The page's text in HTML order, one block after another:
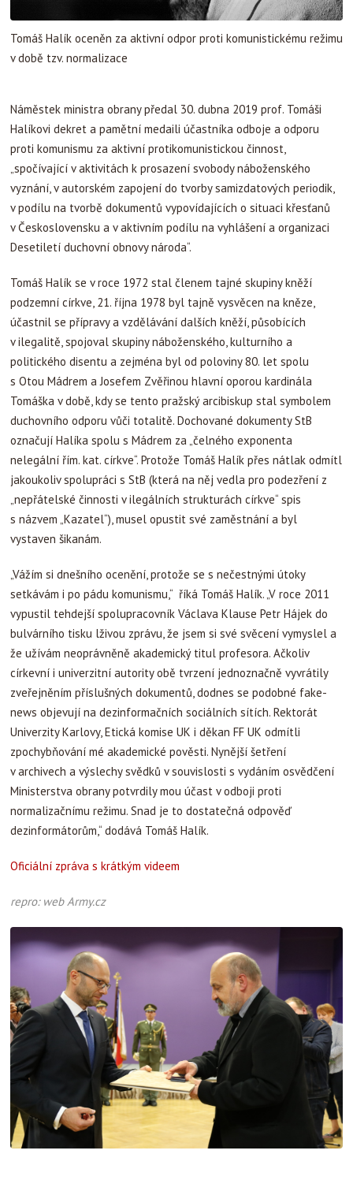
Tomáš Halík oceněn za aktivní odpor proti komunistickému režimu
v době tzv. normalizace
Náměstek ministra obrany předal 30. dubna 2019 prof. Tomáši
Halíkovi dekret a pamětní medaili účastníka odboje a odporu
proti komunismu za aktivní protikomunistickou činnost,
„spočívající v aktivitách k prosazení svobody náboženského
vyznání, v autorském zapojení do tvorby samizdatových periodik,
v podílu na tvorbě dokumentů vypovídajících o situaci křesťanů
v Československu a v aktivním podílu na vyhlášení a organizaci
Desetiletí duchovní obnovy národa“.
Tomáš Halík se v roce 1972 stal členem tajné skupiny kněží
podzemní církve, 21. října 1978 byl tajně vysvěcen na kněze,
účastnil se přípravy a vzdělávání dalších kněží, působících
v ilegalitě, spojoval skupiny náboženského, kulturního a
politického disentu a zejména byl od poloviny 80. let spolu
s Otou Mádrem a Josefem Zvěřinou hlavní oporou kardinála
Tomáška v době, kdy se tento pražský arcibiskup stal symbolem
duchovního odporu vůči totalitě. Dochované dokumenty StB
označují Halíka spolu s Mádrem za „čelného exponenta
nelegální řím. kat. církve“. Protože Tomáš Halík přes nátlak odmítl
jakoukoliv spolupráci s StB (která na něj vedla pro podezření z
„nepřátelské činnosti v ilegálních strukturách církve“ spis
s názvem „Kazatel“), musel opustit své zaměstnání a byl
vystaven šikanám.
„Vážím si dnešního ocenění, protože se s nečestnými útoky
setkávám i po pádu komunismu,“ říká Tomáš Halík. „V roce 2011
vypustil tehdejší spolupracovník Václava Klause Petr Hájek do
bulvárního tisku lživou zprávu, že jsem si své svěcení vymyslel a
že užívám neoprávněně akademický titul profesora. Ačkoliv
církevní i univerzitní autority obě tvrzení jednoznačně vyvrátily
zveřejněním příslušných dokumentů, dodnes se podobné fake-
news objevují na dezinformačních sociálních sítích. Rektorát
Univerzity Karlovy, Etická komise UK i děkan FF UK odmítli
zpochybňování mé akademické pověsti. Nynější šetření
v archivech a výslechy svědků v souvislosti s vydáním osvědčení
Ministerstva obrany potvrdily mou účast v odboji proti
normalizačnímu režimu. Snad je to dostatečná odpověď
dezinformátorům,“ dodává Tomáš Halík.
Oficiální zpráva s krátkým videem
repro: web Army.cz